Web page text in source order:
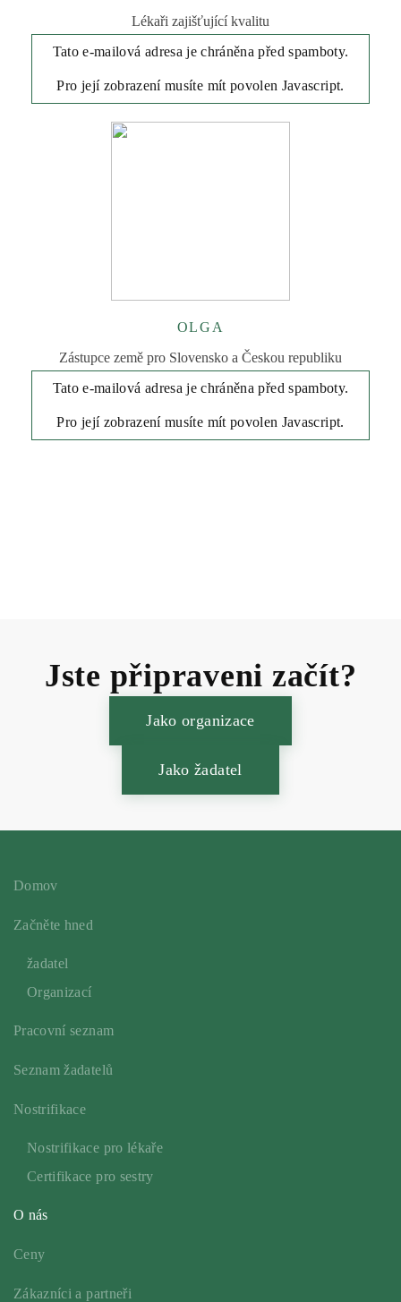
Lékaři zajišťující kvalitu
Tato e-mailová adresa je chráněna před spamboty.
Pro její zobrazení musíte mít povolen Javascript.
OLGA
Zástupce země pro Slovensko a Českou republiku
Tato e-mailová adresa je chráněna před spamboty.
Pro její zobrazení musíte mít povolen Javascript.
Jste připraveni začít?
Jako organizace
Jako žadatel
Domov
Začněte hned
žadatel
Organizací
Pracovní seznam
Seznam žadatelů
Nostrifikace
Nostrifikace pro lékaře
Certifikace pro sestry
O nás
Ceny
Zákazníci a partneři